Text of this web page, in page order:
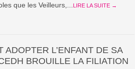
que les Veilleurs,...
LIRE LA SUITE →
ADOPTER L’ENFANT DE SA
BROUILLE LA FILIATION